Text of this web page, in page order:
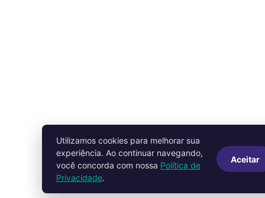
Utilizamos cookies para melhorar sua
experiência. Ao continuar navegando,
você concorda com nossa Política de
Privacidade.
Aceitar